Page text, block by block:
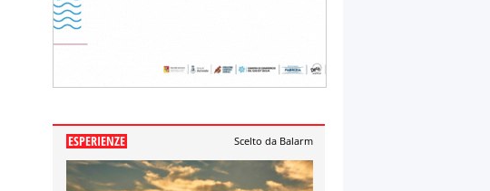
ESPERIENZE Scelto da Balarm